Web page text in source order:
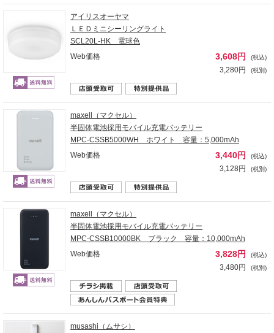
アイリスオーヤマ
ＬＥＤミニシーリングライト
SCL20L-HK 電球色
Web価格
3,608円 (税込)
3,280円 (税別)
maxell（マクセル）
半固体電池採用モバイル充電バッテリー
MPC-CSSB5000WH ホワイト 容量：5,000mAh
Web価格
3,440円 (税込)
3,128円 (税別)
maxell（マクセル）
半固体電池採用モバイル充電バッテリー
MPC-CSSB10000BK ブラック 容量：10,000mAh
Web価格
3,828円 (税込)
3,480円 (税別)
musashi（ムサシ）